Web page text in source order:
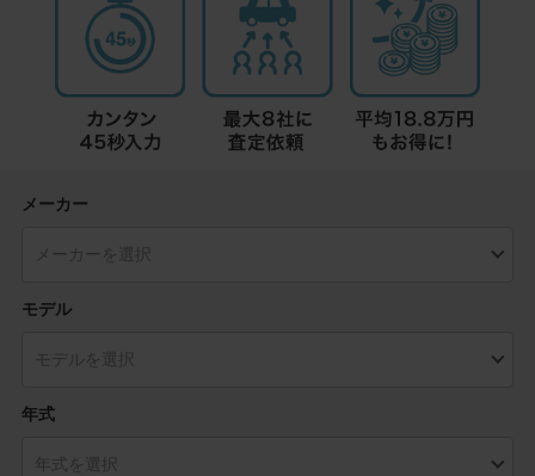
メーカー
モデル
年式